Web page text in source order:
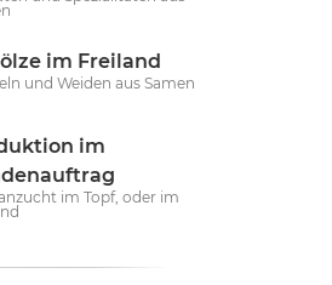
im Freiland
und Weiden aus Samen
im
im Topf, oder im